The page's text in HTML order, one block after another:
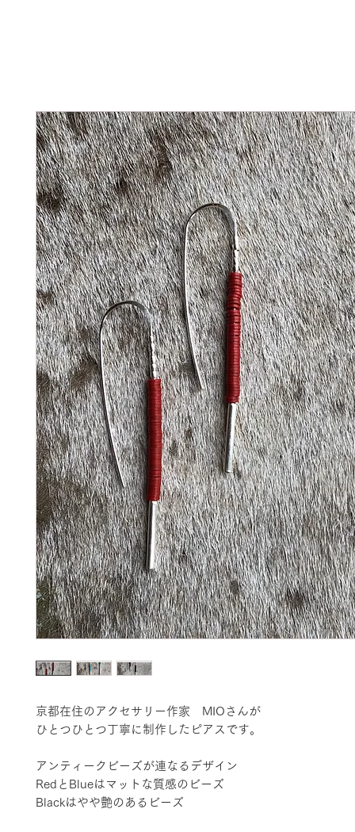
京都在住のアクセサリー作家 MIOさんが
ひとつひとつ丁寧に制作したピアスです。
アンティークビーズが連なるデザイン
RedとBlueはマットな質感のビーズ
Blackはやや艶のあるビーズ